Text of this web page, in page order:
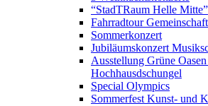
“StadTRaum Helle Mitte”
Fahrradtour
Sommerkonzert
Jubiläumskonzert
Ausstellung Grüne
Hochhausdschungel
Special Olympics
Sommerfest Kunst- und